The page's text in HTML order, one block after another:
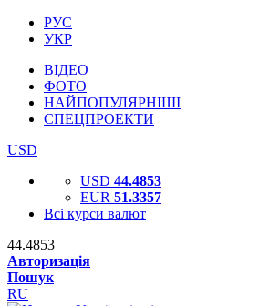
РУС
УКР
ВІДЕО
ФОТО
НАЙПОПУЛЯРНІШІ
СПЕЦПРОЕКТИ
USD
USD 44.4853
EUR 51.3357
Всі курси валют
44.4853
Авторизація
Пошук
RU